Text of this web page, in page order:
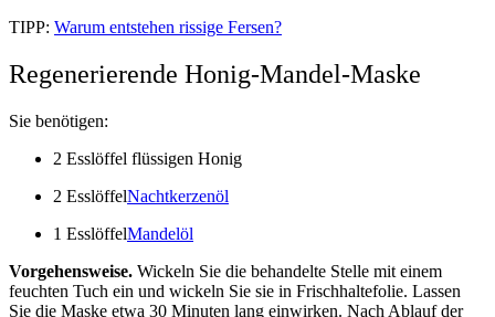
TIPP: Warum entstehen rissige Fersen?
Regenerierende Honig-Mandel-Maske
Sie benötigen:
2 Esslöffel flüssigen Honig
2 EsslöffelNachtkerzenöl
1 EsslöffelMandelöl
Vorgehensweise. Wickeln Sie die behandelte Stelle mit einem
feuchten Tuch ein und wickeln Sie sie in Frischhaltefolie. Lassen
Sie die Maske etwa 30 Minuten lang einwirken. Nach Ablauf der